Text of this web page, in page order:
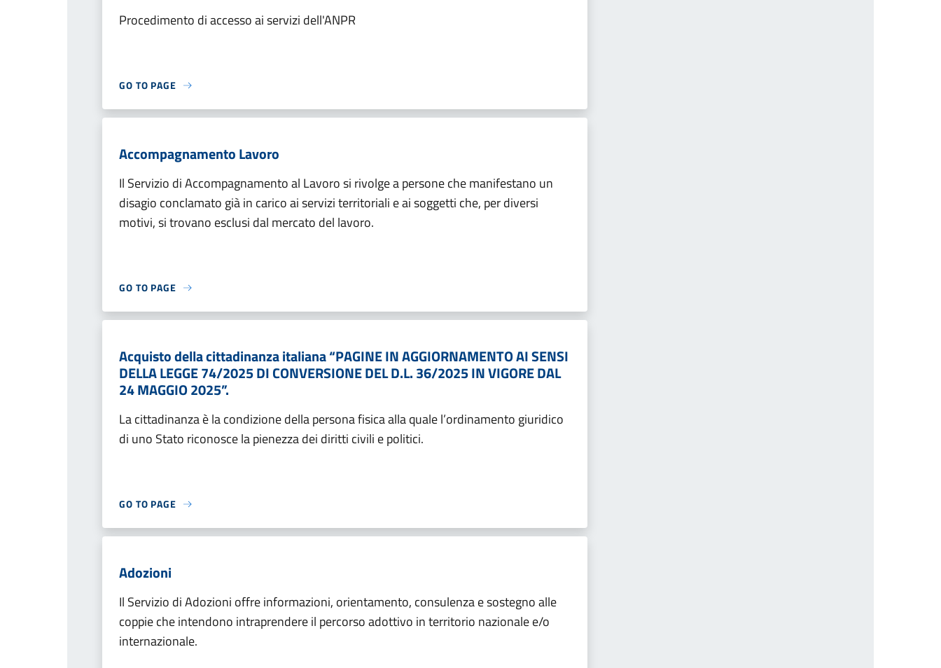
Procedimento di accesso ai servizi dell'ANPR
GO TO PAGE
Accompagnamento Lavoro
Il Servizio di Accompagnamento al Lavoro si rivolge a persone che manifestano un
disagio conclamato già in carico ai servizi territoriali e ai soggetti che, per diversi
motivi, si trovano esclusi dal mercato del lavoro.
GO TO PAGE
Acquisto della cittadinanza italiana “PAGINE IN AGGIORNAMENTO AI SENSI
DELLA LEGGE 74/2025 DI CONVERSIONE DEL D.L. 36/2025 IN VIGORE DAL
24 MAGGIO 2025”.
La cittadinanza è la condizione della persona fisica alla quale l’ordinamento giuridico
di uno Stato riconosce la pienezza dei diritti civili e politici.
GO TO PAGE
Adozioni
Il Servizio di Adozioni offre informazioni, orientamento, consulenza e sostegno alle
coppie che intendono intraprendere il percorso adottivo in territorio nazionale e/o
internazionale.